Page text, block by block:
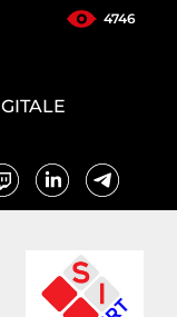
4746